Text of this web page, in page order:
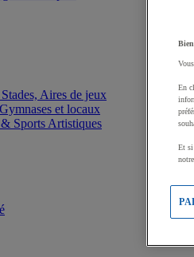
Aires de jeux
et locaux
Sports Artistiques
En
Et si
notre